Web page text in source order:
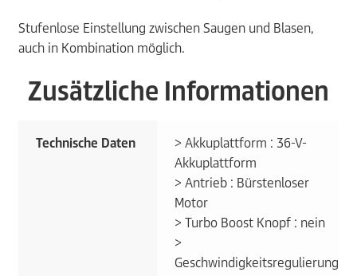
Stufenlose Einstellung zwischen Saugen und Blasen,
auch in Kombination möglich.
Zusätzliche Informationen
Technische Daten
> Akkuplattform : 36-V-
Akkuplattform
> Antrieb : Bürstenloser
Motor
> Turbo Boost Knopf : nein
>
Geschwindigkeitsregulierung